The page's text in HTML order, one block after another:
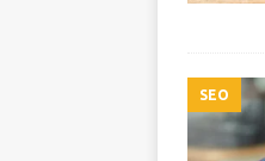
SEO